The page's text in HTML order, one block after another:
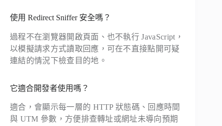
使用 Redirect Sniffer 安全嗎？
過程不在瀏覽器開啟頁面、也不執行 JavaScript，
以模擬請求方式讀取回應，可在不直接點開可疑
連結的情況下檢查目的地。
它適合開發者使用嗎？
適合，會顯示每一層的 HTTP 狀態碼、回應時間
與 UTM 參數，方便排查轉址或網址未導向預期